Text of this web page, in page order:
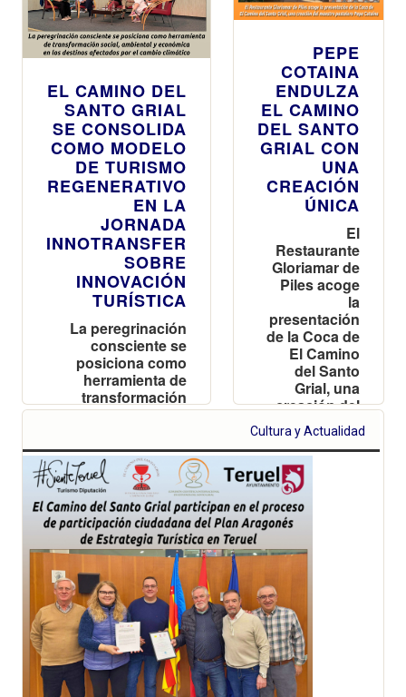
EL CAMINO DEL
SANTO GRIAL
SE CONSOLIDA
COMO MODELO
DE TURISMO
REGENERATIVO
EN LA
JORNADA
INNOTRANSFER
SOBRE
INNOVACIÓN
TURÍSTICA
La peregrinación
consciente se
posiciona como
herramienta de
transformación
social, ambiental y
destinos afectados
por el cambio
climático
PEPE
COTAINA
ENDULZA
EL CAMINO
DEL SANTO
GRIAL CON
UNA
CREACIÓN
ÚNICA
El
Restaurante
Gloriamar de
Piles acoge
la
presentación
de la Coca de
El Camino
del Santo
Grial, una
creación del
maestro
pastelero
Pepe Cotaina
Cultura y Actualidad